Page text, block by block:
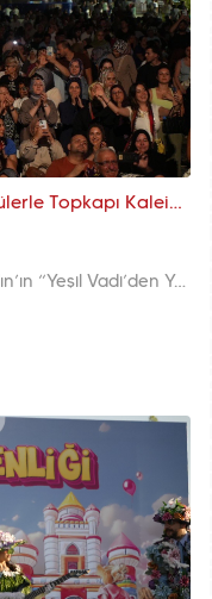
Serkan Aydın'ın Seslendirdiği Türkülerle Topkapı Kaleiçi Meydanı'nda Karadeniz Rüzgârı Esti
Topkapı Kaleiçi Meydanı, Serkan Aydın’ın “Yeşil Vadi’den Yamaçlardan Türküler” konserine ev sahipliği yaptı. Karadeniz’in sevilen türkülerine vatandaşlarımız hep birlikte eşlik etti.